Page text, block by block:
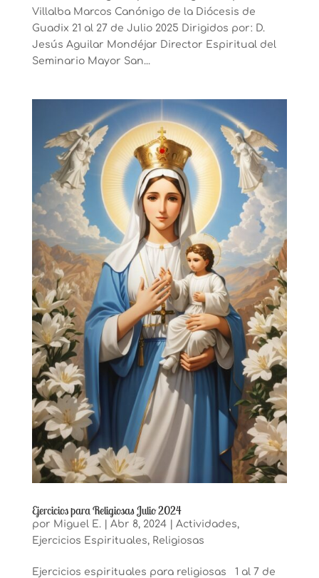
Villalba Marcos Canónigo de la Diócesis de
Guadix 21 al 27 de Julio 2025 Dirigidos por: D.
Jesús Aguilar Mondéjar Director Espiritual del
Seminario Mayor San...
Ejercicios para Religiosas Julio 2024
por Miguel E. Abr 8, 2024| Actividades,
Ejercicios Espirituales, Religiosas
Ejercicios espirituales para religiosas 1 al 7 de